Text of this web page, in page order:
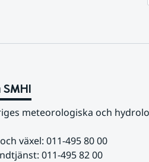
meteorologiska och
växel: 011-495 80 00
011-495 82 00